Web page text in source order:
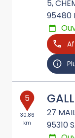
5,
95480
5
30.86
km
27
95310